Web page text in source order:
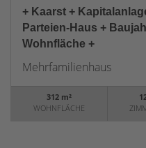
+ Kaarst +
Parteien-Haus +
Wohnfläche +
Mehrfamilienhaus
312 m²
WOHNFLÄCHE